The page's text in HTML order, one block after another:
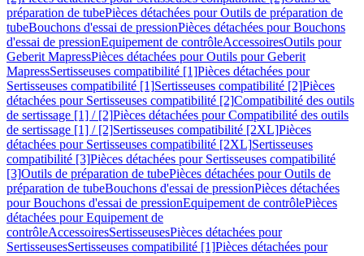
préparation de tubePièces détachées pour Outils de préparation de
tubeBouchons d'essai de pressionPièces détachées pour Bouchons
d'essai de pressionEquipement de contrôleAccessoiresOutils pour
Geberit MapressPièces détachées pour Outils pour Geberit
MapressSertisseuses compatibilité [1]Pièces détachées pour
Sertisseuses compatibilité [1]Sertisseuses compatibilité [2]Pièces
détachées pour Sertisseuses compatibilité [2]Compatibilité des outils
de sertissage [1] / [2]Pièces détachées pour Compatibilité des outils
de sertissage [1] / [2]Sertisseuses compatibilité [2XL]Pièces
détachées pour Sertisseuses compatibilité [2XL]Sertisseuses
compatibilité [3]Pièces détachées pour Sertisseuses compatibilité
[3]Outils de préparation de tubePièces détachées pour Outils de
préparation de tubeBouchons d'essai de pressionPièces détachées
pour Bouchons d'essai de pressionEquipement de contrôlePièces
détachées pour Equipement de
contrôleAccessoiresSertisseusesPièces détachées pour
SertisseusesSertisseuses compatibilité [1]Pièces détachées pour